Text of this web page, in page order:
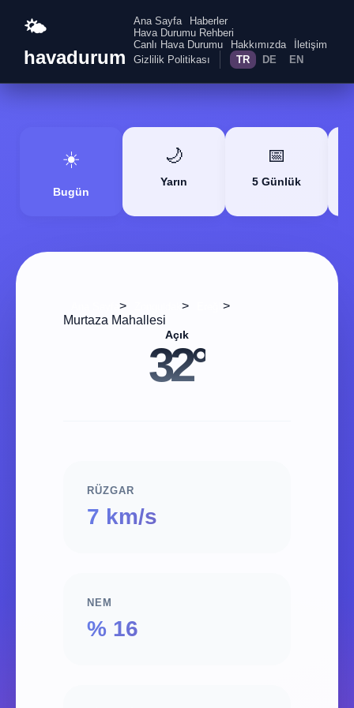
🌤️
havadurum
Ana Sayfa
Haberler
Hava Durumu Rehberi
Canlı Hava Durumu
Hakkımızda
İletişim
Gizlilik Politikası
TR DE EN
☀️
Bugün
🌙
Yarın
📅
5 Günlük
> >
>
Murtaza Mahallesi
Açık
32°
RÜZGAR
7 km/s
NEM
% 16